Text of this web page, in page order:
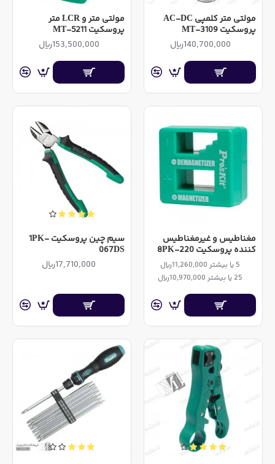
مولتی متر کلمپی AC-DC
پروسکیت MT-3109
140,700,000ریال
مولتی متر و LCR متر
پروسکیت MT-5211
153,500,000ریال
مغناطیس و غیرمغناطیس
کننده پروسکیت 8PK-220
5 یا بیشتر 11,260,000ریال
25 یا بیشتر 10,970,000ریال
سیم چین پروسکیت 1PK-
067DS
17,710,000ریال